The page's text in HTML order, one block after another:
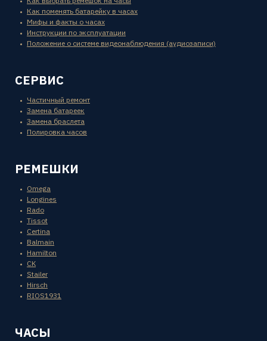
Как поменять батарейку в часах
Мифы и факты о часах
Инструкции по эксплуатации
Положение о системе видеонаблюдения (аудиозаписи)
СЕРВИС
Частичный ремонт
Замена батареек
Замена браслета
Полировка часов
РЕМЕШКИ
Omega
Longines
Rado
Tissot
Certina
Balmain
Hamilton
CK
Stailer
Hirsch
RIOS1931
ЧАСЫ